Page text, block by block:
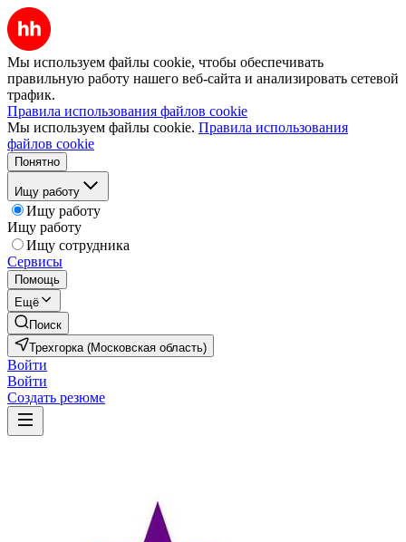
Мы используем файлы cookie, чтобы обеспечивать
правильную работу нашего веб-сайта и анализировать сетевой
трафик.
Правила использования файлов cookie
Мы используем файлы cookie. Правила использования
файлов cookie
Понятно
Ищу работу
Ищу работу
Ищу работу
Ищу сотрудника
Сервисы
Помощь
Ещё
Поиск
Трехгорка (Московская область)
Войти
Войти
Создать резюме